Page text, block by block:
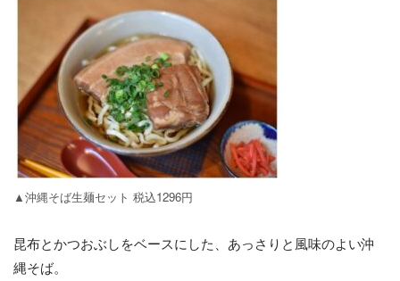
▲沖縄そば生麺セット 税込1296円
昆布とかつおぶしをベースにした、あっさりと風味のよい沖
縄そば。